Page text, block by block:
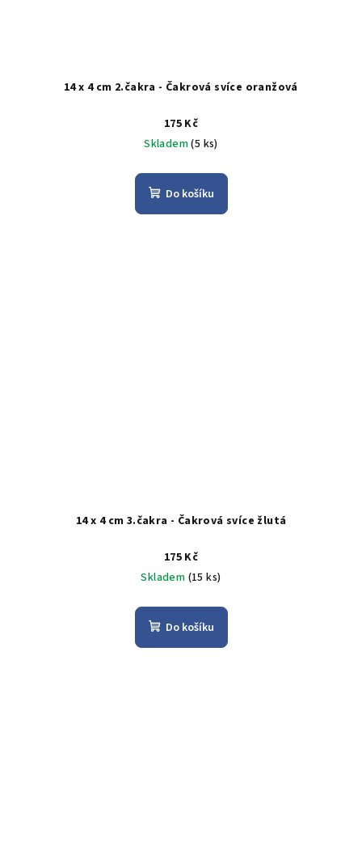
14 x 4 cm 2.čakra - Čakrová svíce oranžová
175 Kč
Skladem(5 ks)
Do košíku
14 x 4 cm 3.čakra - Čakrová svíce žlutá
175 Kč
Skladem (15 ks)
Do košíku